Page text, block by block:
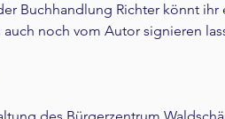
Buchhandlung Richter könnt
auch noch vom Autor signieren